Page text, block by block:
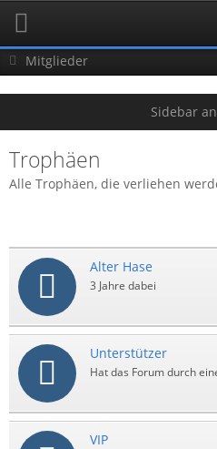
Mitglieder
Trophäen
Alle Trophäen, die verliehen
Alter Hase
3 Jahre dabei
Unterstützer
Hat das Forum durch
VIP